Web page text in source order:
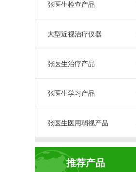
张医生检查产品
大型近视治疗仪器
张医生治疗产品
张医生学习产品
张医生医用弱视产品
推荐产品